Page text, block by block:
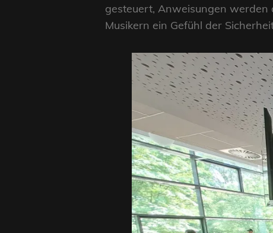
gesteuert, Anweisungen
Musikern ein Gefühl der